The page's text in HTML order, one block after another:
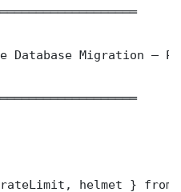
Database Migration —
helmet } from